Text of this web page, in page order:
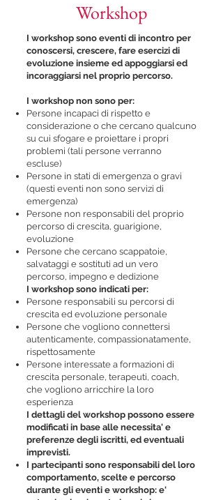
Workshop
I workshop sono eventi di incontro per
conoscersi, crescere, fare esercizi di
evoluzione insieme ed appoggiarsi ed
incoraggiarsi nel proprio percorso.
I workshop non sono per:
Persone incapaci di rispetto e
considerazione o che cercano qualcuno
su cui sfogare e proiettare i propri
problemi (tali persone verranno
escluse)
Persone in stati di emergenza o gravi
(questi eventi non sono servizi di
emergenza)
Persone non responsabili del proprio
percorso di crescita, guarigione,
evoluzione
Persone che cercano scappatoie,
salvataggi e sostituti ad un vero
percorso, impegno e dedizione
​I workshop sono indicati per:
​Persone responsabili su percorsi di
crescita ed evoluzione personale
Persone che vogliono connettersi
autenticamente, compassionatamente,
rispettosamente
Persone interessate a formazioni di
crescita personale, terapeuti, coach,
che vogliono arricchire la loro
esperienza
I dettagli del workshop possono essere
modificati in base alle necessita' e
preferenze degli iscritti, ed eventuali
imprevisti.
I partecipanti sono responsabili del loro
comportamento, scelte e percorso
durante gli eventi e workshop: e'